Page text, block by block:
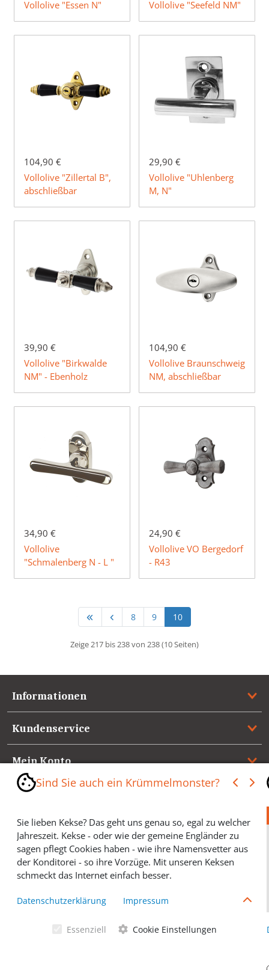
Vollolive "Essen N"
Vollolive "Seefeld NM"
104,90 €
Vollolive "Zillertal B",
abschließbar
29,90 €
Vollolive "Uhlenberg
M, N"
39,90 €
Vollolive "Birkwalde
NM" - Ebenholz
104,90 €
Vollolive Braunschweig
NM, abschließbar
34,90 €
Vollolive
"Schmalenberg N - L "
24,90 €
Vollolive VO Bergedorf
- R43
8 9 10
Zeige 217 bis 238 von 238 (10 Seiten)
Informationen
Kundenservice
Mein Konto
Referenzen
Medienspiegel & Presseinformationen
*** Vertrag widerrufen ***
Sind Sie auch ein Krümmelmonster?
Sie lieben Kekse? Das geht uns genau so, egal zu welcher
Jahreszeit. Kekse - oder wie der gemeine Engländer zu
sagen pflegt Cookies haben - wie ihre Namensvetter aus
der Konditorei - so ihre Vorzüge. Mit unseren Keksen
schmeckt das Internet einfach besser.
Cookies helfen Ihnen, Ihre gewünschten Artikel schneller
Werbung sparen und selbstverständlich anonyme
Statistiken erstellen (#Ehrensache). Deshalb schmecken
Datenschutzerklärung Impressum
Essenziell Cookie Einstellungen